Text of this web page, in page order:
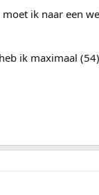
ik naar een
ik maximaal